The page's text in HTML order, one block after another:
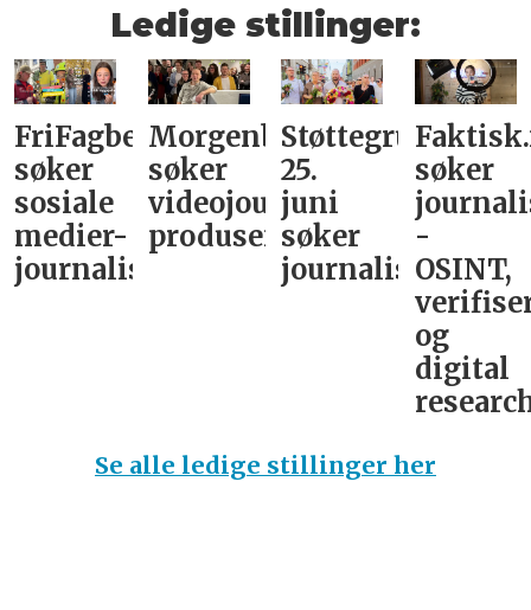
Ledige stillinger:
FriFagbevegelse
søker
sosiale
medier-
journalist
Morgenbladet
søker
videojournalist/podkast-
produsent
Støttegruppa
25.
juni
søker
journalist
søker
-
OSINT,
og
digital
Se alle ledige stillinger her